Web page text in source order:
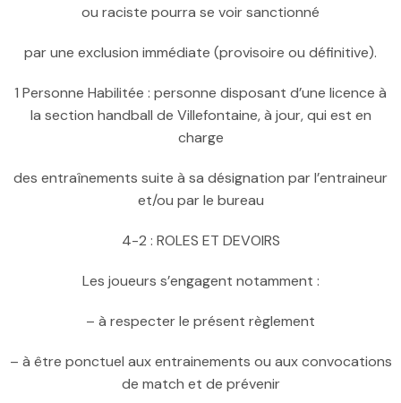
ou raciste pourra se voir sanctionné
par une exclusion immédiate (provisoire ou définitive).
1 Personne Habilitée : personne disposant d’une licence à
la section handball de Villefontaine, à jour, qui est en
charge
des entraînements suite à sa désignation par l’entraineur
et/ou par le bureau
4-2 : ROLES ET DEVOIRS
Les joueurs s’engagent notamment :
– à respecter le présent règlement
– à être ponctuel aux entrainements ou aux convocations
de match et de prévenir